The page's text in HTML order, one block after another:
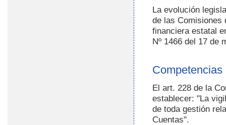
La evolución
de las Comisiones
financiera estatal
Nº 1466 del 17 de
El art. 228 de la
establecer: "La
de toda gestión
Cuentas".